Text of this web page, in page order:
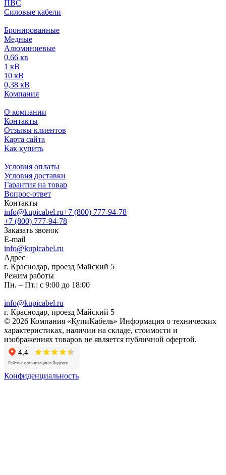
ПВС
Силовые кабели
Бронированные
Медные
Алюминиевые
0,66 кв
1 кВ
10 кВ
0,38 кВ
Компания
О компании
Контакты
Отзывы клиентов
Карта сайта
Как купить
Условия оплаты
Условия доставки
Гарантия на товар
Вопрос-ответ
Контакты
info@kupicabel.ru+7 (800) 777-94-78
+7 (800) 777-94-78
Заказать звонок
E-mail
info@kupicabel.ru
Адрес
г. Краснодар, проезд Майский 5
Режим работы
Пн. – Пт.: с 9:00 до 18:00
info@kupicabel.ru
г. Краснодар, проезд Майский 5
© 2026 Компания «КупиКабель» Информация о технических
характеристиках, наличии на складе, стоимости и
изображениях товаров не является публичной офертой.
Конфиденциальность